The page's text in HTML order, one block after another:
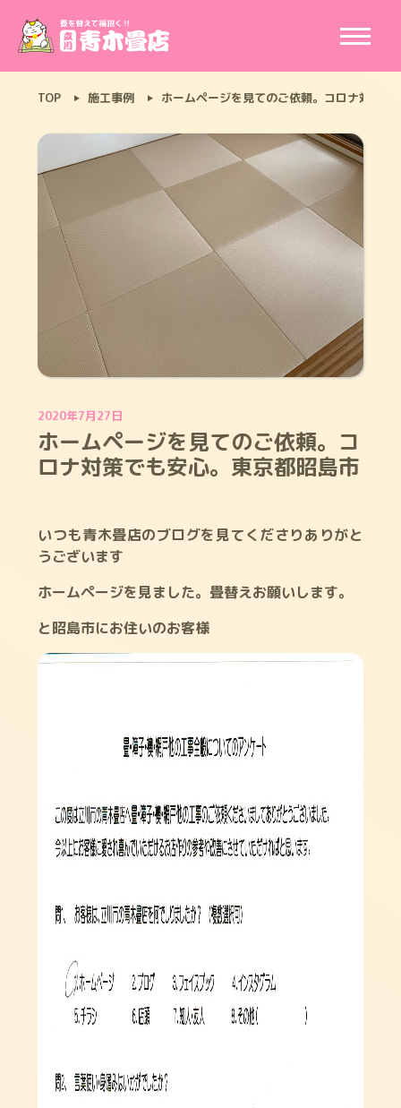
TOP 施工事例 ホームページを見てのご依頼。コロナ対策で
2020年7月27日
ホームページを見てのご依頼。コ
ロナ対策でも安心。東京都昭島市
いつも青木畳店のブログを見てくださりありがと
うございます
ホームページを見ました。畳替えお願いします。
と昭島市にお住いのお客様